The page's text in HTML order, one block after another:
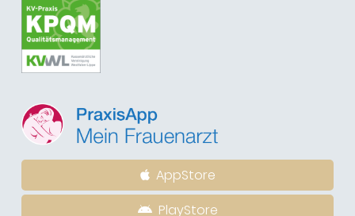
AppStore
PlayStore